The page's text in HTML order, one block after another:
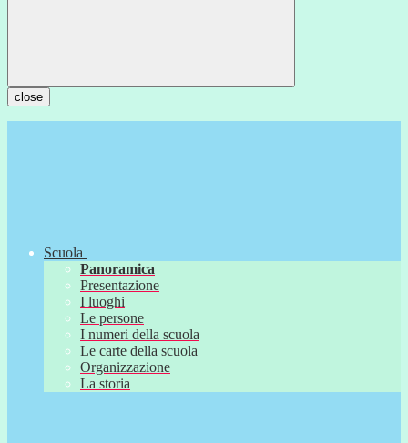
close
Scuola
Panoramica
Presentazione
I luoghi
Le persone
I numeri della scuola
Le carte della scuola
Organizzazione
La storia